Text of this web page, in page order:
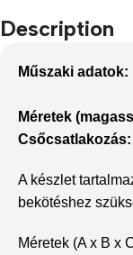
Description
Műszaki adatok:
Méretek
Csőcsatlakozás:
A készlet
bekötéshez
Méretek (A x B x